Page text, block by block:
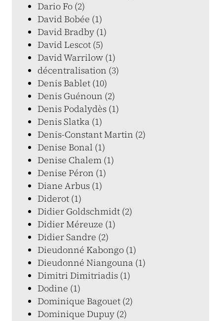
Dario Fo (2)
David Bobée (1)
David Bradby (1)
David Lescot (5)
David Warrilow (1)
décentralisation (3)
Denis Bablet (10)
Denis Guénoun (2)
Denis Podalydès (1)
Denis Slatka (1)
Denis-Constant Martin (2)
Denise Bonal (1)
Denise Chalem (1)
Denise Péron (1)
Diane Arbus (1)
Diderot (1)
Didier Goldschmidt (2)
Didier Méreuze (1)
Didier Sandre (2)
Dieudonné Kabongo (1)
Dieudonné Niangouna (1)
Dimitri Dimitriadis (1)
Dodine (1)
Dominique Bagouet (2)
Dominique Dupuy (2)